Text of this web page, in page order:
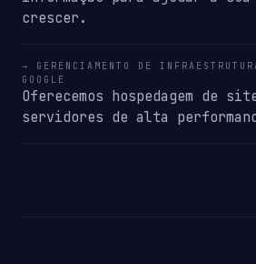
crescer.
→ GERENCIAMENTO DE
GOOGLE
Oferecemos hospedagem de
servidores de alta